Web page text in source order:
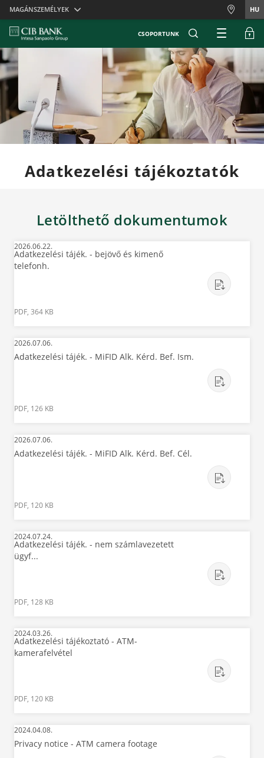
Skiplinks
MAGÁNSZEMÉLYEK HU
CSOPORTUNK
Adatkezelési tájékoztatók
Letölthető dokumentumok
2026.06.22.
Adatkezelési tájék. - bejövő és kimenő
telefonh.
PDF, 364 KB
2026.07.06.
Adatkezelési tájék. - MiFID Alk. Kérd. Bef. Ism.
PDF, 126 KB
2026.07.06.
Adatkezelési tájék. - MiFID Alk. Kérd. Bef. Cél.
PDF, 120 KB
2024.07.24.
Adatkezelési tájék. - nem számlavezetett
ügyf...
PDF, 128 KB
2024.03.26.
Adatkezelési tájékoztató - ATM-
kamerafelvétel
PDF, 120 KB
2024.04.08.
Privacy notice - ATM camera footage